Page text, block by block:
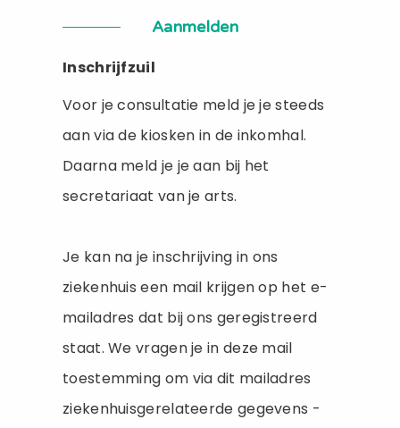
Aanmelden
Inschrijfzuil
Voor je consultatie meld je je steeds
aan via de kiosken in de inkomhal.
Daarna meld je je aan bij het
secretariaat van je arts.
Je kan na je inschrijving in ons
ziekenhuis een mail krijgen op het e-
mailadres dat bij ons geregistreerd
staat. We vragen je in deze mail
toestemming om via dit mailadres
ziekenhuisgerelateerde gegevens -